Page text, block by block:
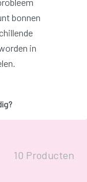
bonnen
in
10 Producten